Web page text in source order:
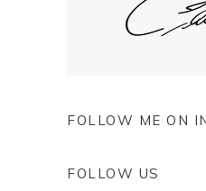
FOLLOW ME ON
FOLLOW US